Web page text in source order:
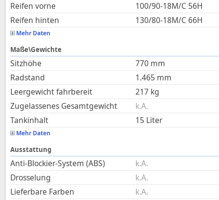
Reifen vorne
100/90-18M/C 56H
Reifen hinten
130/80-18M/C 66H
Mehr Daten
Maße\Gewichte
Sitzhöhe 770 mm
Radstand
1.465 mm
Leergewicht fahrbereit
217 kg
Zugelassenes Gesamtgewicht
k.A.
Tankinhalt
15 Liter
Mehr Daten
Ausstattung
Anti-Blockier-System (ABS)
k.A.
Drosselung
k.A.
Lieferbare Farben
k.A.